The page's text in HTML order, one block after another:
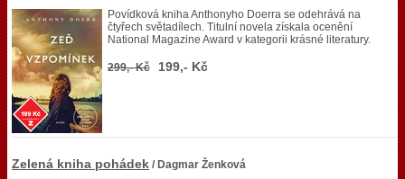
Povídková kniha Anthonyho Doerra se odehrává na
čtyřech světadílech. Titulní novela získala ocenění
National Magazine Award v kategorii krásné literatury.
299,- Kč 199,- Kč
Zelená kniha pohádek / Dagmar Ženková